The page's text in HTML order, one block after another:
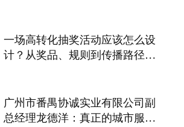
一场高转化抽奖活动应该怎么设
计？从奖品、规则到传播路径的
广州市番禺协诚实业有限公司副
总经理龙德洋：真正的城市服